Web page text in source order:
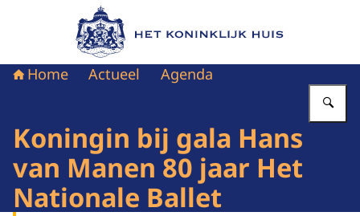
Naar de homepage van Het Koninklijk Huis
Home Actueel Agenda
Koningin bij gala Hans
van Manen 80 jaar Het
Nationale Ballet